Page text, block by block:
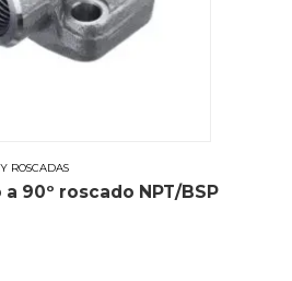
ROSCADAS
90º roscado NPT/BSP